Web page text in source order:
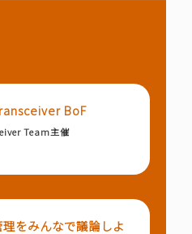
BoF
Team主催
をみんなで議論しよ